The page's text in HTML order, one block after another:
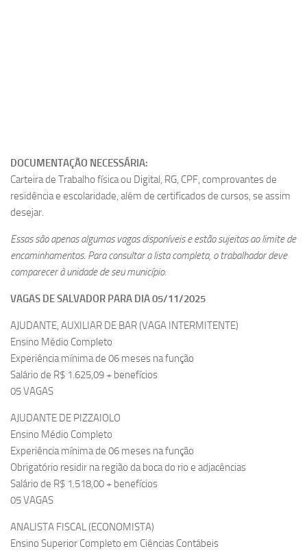
DOCUMENTAÇÃO NECESSÁRIA:
Carteira de Trabalho física ou Digital, RG, CPF, comprovantes de
residência e escolaridade, além de certificados de cursos, se assim
desejar.
Essas são apenas algumas vagas disponíveis e estão sujeitas ao limite de
encaminhamentos. Para consultar a lista completa, o trabalhador deve
comparecer à unidade de seu município.
VAGAS DE SALVADOR PARA DIA 05/11/2025
AJUDANTE, AUXILIAR DE BAR (VAGA INTERMITENTE)
Ensino Médio Completo
Experiência mínima de 06 meses na função
Salário de R$ 1.625,09 + benefícios
05 VAGAS
AJUDANTE DE PIZZAIOLO
Ensino Médio Completo
Experiência mínima de 06 meses na função
Obrigatório residir na região da boca do rio e adjacências
Salário de R$ 1.518,00 + benefícios
05 VAGAS
ANALISTA FISCAL (ECONOMISTA)
Ensino Superior Completo em Ciências Contábeis